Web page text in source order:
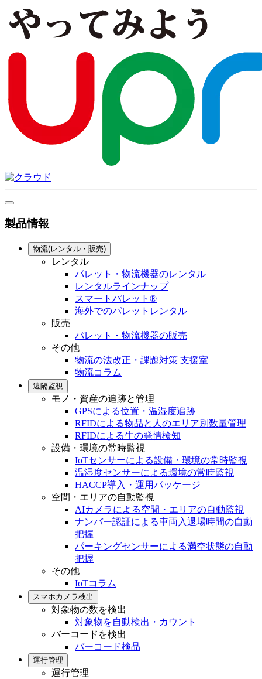
製品情報
物流(レンタル・販売)
レンタル
パレット・物流機器のレンタル
レンタルラインナップ
スマートパレット®
海外でのパレットレンタル
販売
パレット・物流機器の販売
その他
物流の法改正・課題対策 支援室
物流コラム
遠隔監視
モノ・資産の追跡と管理
GPSによる位置・温湿度追跡
RFIDによる物品と人のエリア別数量管理
RFIDによる牛の発情検知
設備・環境の常時監視
IoTセンサーによる設備・環境の常時監視
温湿度センサーによる環境の常時監視
HACCP導入・運用パッケージ
空間・エリアの自動監視
AIカメラによる空間・エリアの自動監視
ナンバー認証による車両入退場時間の自動
把握
パーキングセンサーによる満空状態の自動
把握
その他
IoTコラム
スマホカメラ検出
対象物の数を検出
対象物を自動検出・カウント
バーコードを検出
バーコード検品
運行管理
運行管理